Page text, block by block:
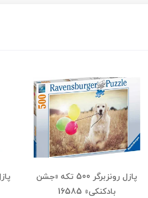
پازل رونزبرگر 500 تکه «جشن
بادکنکی» 16585